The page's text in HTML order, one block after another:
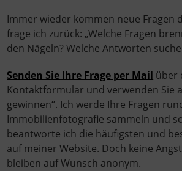
Immer wieder kommen neue Fragen
frage ich zurück: „Welche Fragen
den Nägeln? Welche Antworten
Senden Sie Ihre Frage per Mail über
Kontaktformular und verwenden Sie
gewinnen“. Ich werde Ihre Fragen
Immobilienfotografie sammeln und
beantworte ich die häufigsten und
auf meiner Website. Doch keine
bleiben auf Wunsch anonym.